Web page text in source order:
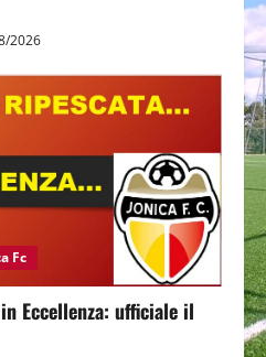
2026
Fc
Eccellenza: ufficiale il